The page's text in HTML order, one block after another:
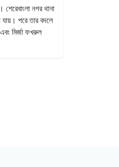
নগর থানা
পরে তার বদলে
মির্জা ফখরুল